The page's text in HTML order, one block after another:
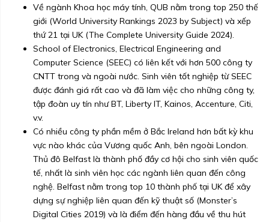
Về ngành Khoa học máy tính, QUB nằm trong top 250 thế
giới (World University Rankings 2023 by Subject) và xếp
thứ 21 tại UK (The Complete University Guide 2024).
School of Electronics, Electrical Engineering and
Computer Science (SEEC) có liên kết với hơn 500 công ty
CNTT trong và ngoài nước. Sinh viên tốt nghiệp từ SEEC
được đánh giá rất cao và đã làm việc cho những công ty,
tập đoàn uy tín như BT, Liberty IT, Kainos, Accenture, Citi,
v.v.
Có nhiều công ty phần mềm ở Bắc Ireland hơn bất kỳ khu
vực nào khác của Vương quốc Anh, bên ngoài London.
Thủ đô Belfast là thành phố đầy cơ hội cho sinh viên quốc
tế, nhất là sinh viên học các ngành liên quan đến công
nghệ. Belfast nằm trong top 10 thành phố tại UK để xây
dựng sự nghiệp liên quan đến kỹ thuật số (Monster’s
Digital Cities 2019) và là điểm đến hàng đầu về thu hút